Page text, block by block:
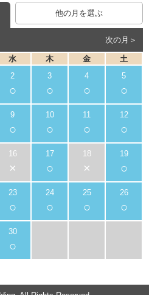
他の月を選ぶ
次の月＞
水 木 金 土
○ ○ ○ ○
○ ○ ○ ○
× ○ × ○
○ ○ ○ ○
○